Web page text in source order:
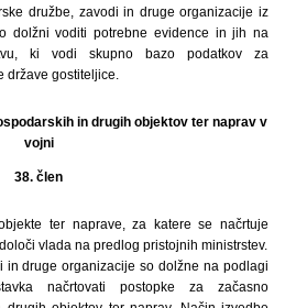
družbe, zavodi in druge organizacije iz
dolžni voditi potrebne evidence in jih na
ki vodi skupno bazo podatkov za
gostiteljice.
in drugih objektov ter naprav v
vojni
38. člen
ter naprave, za katere se načrtuje
vlada na predlog pristojnih ministrstev.
in druge organizacije so dolžne na podlagi
načrtovati postopke za začasno